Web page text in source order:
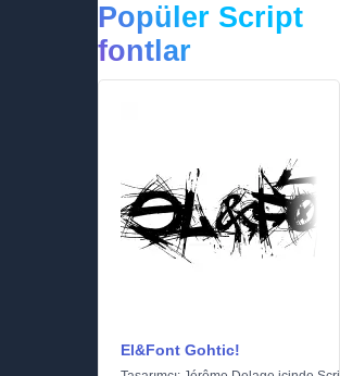
Popüler Script
fontlar
El&Font Gohtic!